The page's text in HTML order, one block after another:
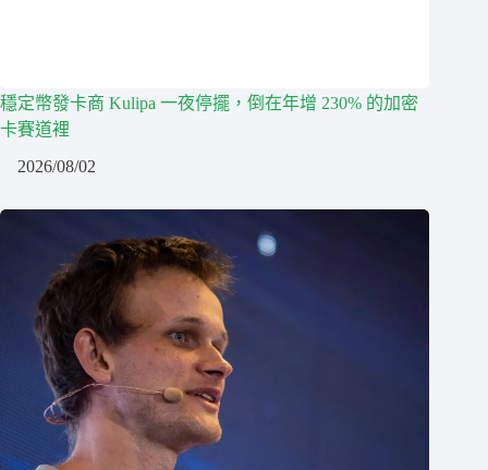
穩定幣發卡商 Kulipa 一夜停擺，倒在年增 230% 的加密
卡賽道裡
2026/08/02